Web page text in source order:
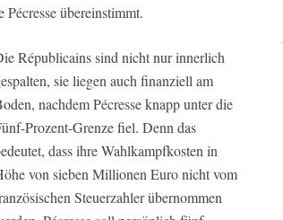
übereinstimmt.
Républicains sind nicht nur innerlich
sie liegen auch finanziell am
nachdem Pécresse knapp unter die
Prozent-Grenze fiel. Denn das
dass ihre Wahlkampfkosten in
von sieben Millionen Euro nicht vom
Steuerzahler übernommen